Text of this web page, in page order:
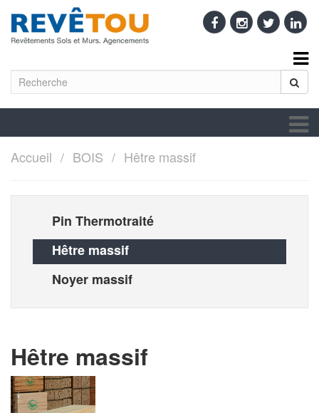
Accueil BOIS Hêtre massif
Pin Thermotraité
Hêtre massif
Noyer massif
Hêtre massif